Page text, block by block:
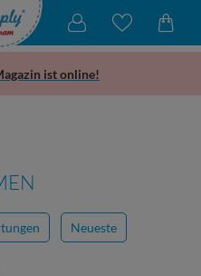
ist online!
Neueste